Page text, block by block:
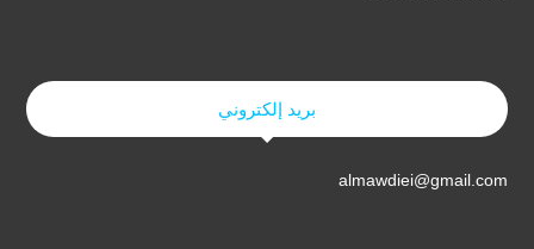
بريد إلكتروني
almawdiei@gmail.com